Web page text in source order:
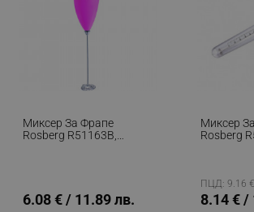
Миксер За Фрапе
Rosberg R51163B,
6.08 € / 11.89 лв.
Миксер
Rosberg
ПЦД: 9.16
8.14 € /